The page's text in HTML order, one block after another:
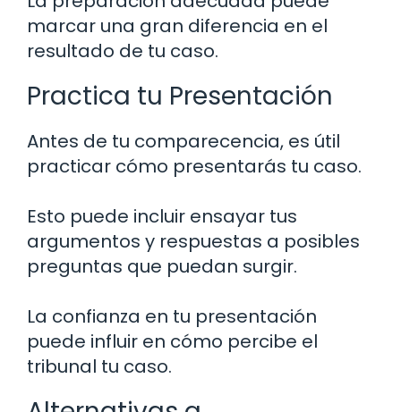
marcar una gran diferencia en el
resultado de tu caso.
Practica tu Presentación
Antes de tu comparecencia, es útil
practicar cómo presentarás tu caso.
Esto puede incluir ensayar tus
argumentos y respuestas a posibles
preguntas que puedan surgir.
La confianza en tu presentación
puede influir en cómo percibe el
tribunal tu caso.